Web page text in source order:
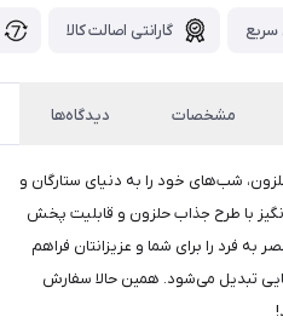
سریع گارانتی اصالت کالا
مشخصات دیدگاه‌ها
شب‌های خود را به دنیای ستارگان و
با طرح جذاب حلزون و قابلیت پخش
فرد را برای شما و عزیزانتان فراهم
تبدیل می‌شود. همین حالا سفارش